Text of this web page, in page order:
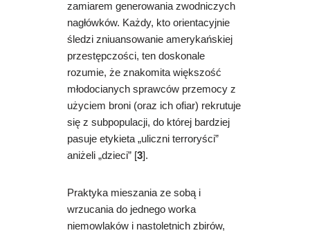
zamiarem generowania zwodniczych
nagłówków. Każdy, kto orientacyjnie
śledzi zniuansowanie amerykańskiej
przestępczości, ten doskonale
rozumie, że znakomita większość
młodocianych sprawców przemocy z
użyciem broni (oraz ich ofiar) rekrutuje
się z subpopulacji, do której bardziej
pasuje etykieta „uliczni terroryści”
aniżeli „dzieci” [3].
Praktyka mieszania ze sobą i
wrzucania do jednego worka
niemowlaków i nastoletnich zbirów,